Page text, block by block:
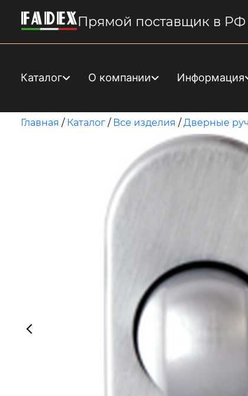
Прямой поставщик в РФ
Каталог О компании Информация
Главная / Каталог / Все изделия /Дверные